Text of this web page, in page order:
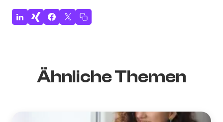
Ähnliche Themen